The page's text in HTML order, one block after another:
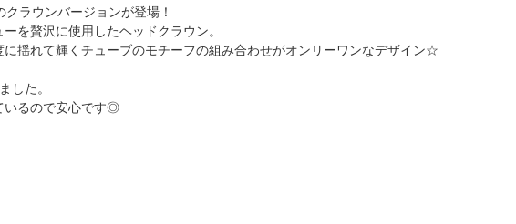
ラウンバージョンが登場！
を贅沢に使用したヘッドクラウン。
揺れて輝くチューブのモチーフの組み合わせがオンリーワンなデザイン☆
した。
いるので安心です◎